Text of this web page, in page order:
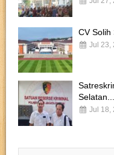
CV Solih
Jul 23,
Selatan...
Jul 18,